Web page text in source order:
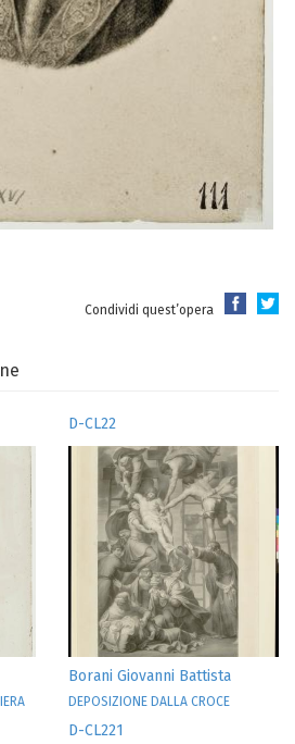
Condividi quest’opera
D-CL22
Borani Giovanni Battista
DEPOSIZIONE DALLA CROCE
D-CL221